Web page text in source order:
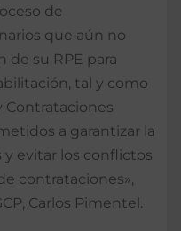
de
que aún no
de su RPE para
tal y como
Contrataciones
a garantizar la
evitar los conflictos
contrataciones»,
Carlos Pimentel.